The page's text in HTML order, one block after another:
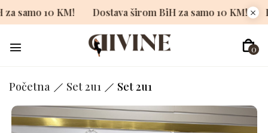
BiH za samo 10 KM! Dostava širom BiH za samo 10 KM!
0
Početna Set 2u1 Set 2u1